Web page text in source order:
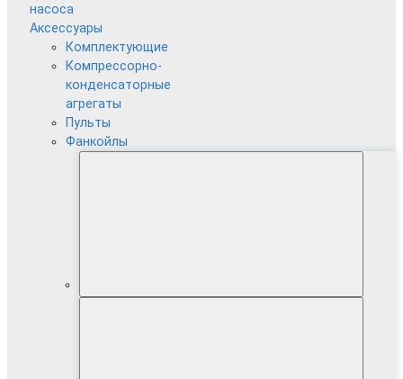
насоса
Аксессуары
Комплектующие
Компрессорно-
конденсаторные
агрегаты
Пульты
Фанкойлы